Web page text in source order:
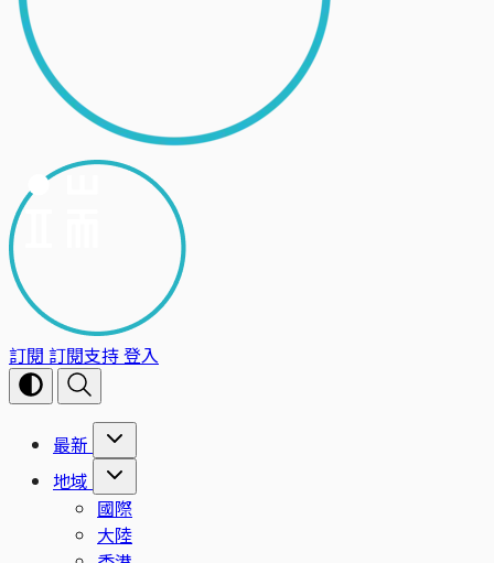
訂閱 訂閱支持登入
最新
地域
國際
大陸